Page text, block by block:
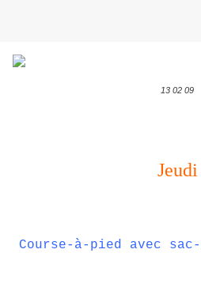
13 02 09
Jeudi
Course-à-pied avec